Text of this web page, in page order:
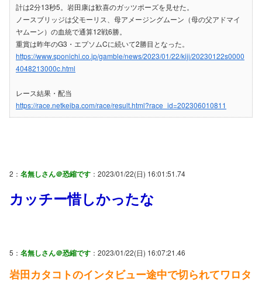
計は2分13秒5。岩田康は歓喜のガッツポーズを見せた。
ノースブリッジは父モーリス、母アメージングムーン（母の父アドマイ
ヤムーン）の血統で通算12戦6勝。
重賞は昨年のG3・エプソムCに続いて2勝目となった。
https://www.sponichi.co.jp/gamble/news/2023/01/22/kiji/20230122s0000
4048213000c.html
レース結果・配当
https://race.netkeiba.com/race/result.html?race_id=202306010811
2： 名無しさん＠恐縮です ：2023/01/22(日) 16:01:51.74
カッチー惜しかったな
5： 名無しさん＠恐縮です ：2023/01/22(日) 16:07:21.46
岩田カタコトのインタビュー途中で切られてワロタ